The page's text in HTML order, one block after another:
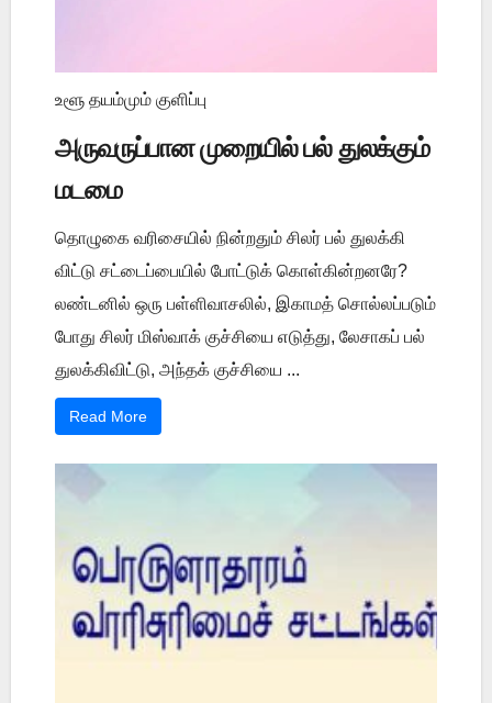
உளூ தயம்மும் குளிப்பு
அருவருப்பான முறையில் பல் துலக்கும்
மடமை
தொழுகை வரிசையில் நின்றதும் சிலர் பல் துலக்கி
விட்டு சட்டைப்பையில் போட்டுக் கொள்கின்றனரே?
லண்டனில் ஒரு பள்ளிவாசலில், இகாமத் சொல்லப்படும்
போது சிலர் மிஸ்வாக் குச்சியை எடுத்து, லேசாகப் பல்
துலக்கிவிட்டு, அந்தக் குச்சியை ...
Read More